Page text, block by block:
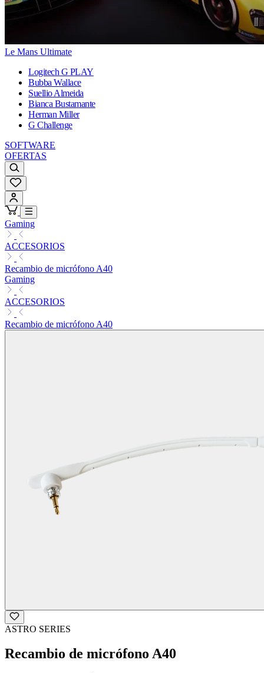
Le Mans Ultimate
Logitech G PLAY
Bubba Wallace
Suellio Almeida
Bianca Bustamante
Herman Miller
G Challenge
SOFTWARE
OFERTAS
Gaming
ACCESORIOS
Recambio de micrófono A40
Gaming
ACCESORIOS
Recambio de micrófono A40
ASTRO SERIES
Recambio de micrófono A40